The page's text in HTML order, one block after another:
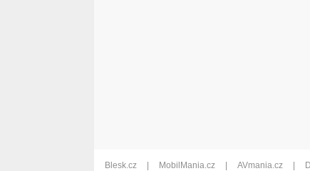
Blesk.cz MobilMania.cz AVmania.cz